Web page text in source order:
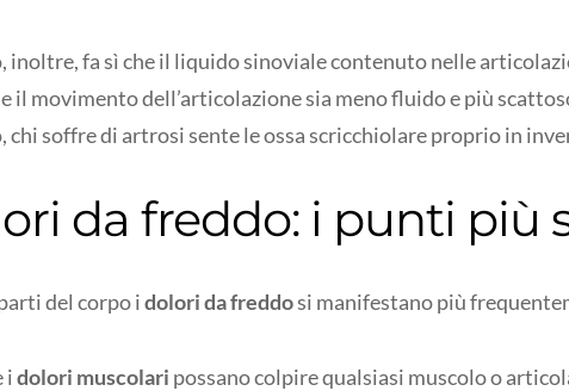
inoltre, fa sì che il liquido sinoviale contenuto nelle
il movimento dell’articolazione sia meno fluido e più
chi soffre di artrosi sente le ossa scricchiolare proprio in
da freddo: i punti più
del corpo idolori da freddosi manifestano più
idolori muscolari possano colpire qualsiasi muscolo o